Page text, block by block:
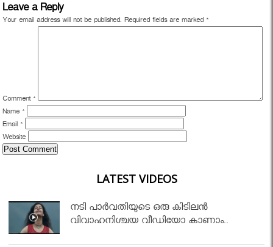
Leave a Reply
Your email address will not be published. Required fields are marked *
Comment *
Name *
Email *
Website
LATEST VIDEOS
നടി പാർവതിയുടെ ഒരു കിടിലൻ
വിവാഹനിശ്ചയ വീഡിയോ കാണാം..